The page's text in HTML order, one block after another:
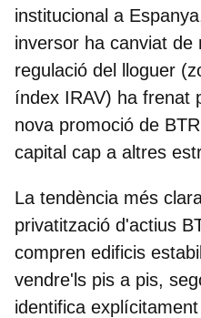
institucional a
inversor ha canviat de
regulació del lloguer
índex IRAV) ha frenat
nova promoció de
capital cap a altres
La tendència més
privatització d'actius
compren edificis
vendre'ls pis a pis,
identifica